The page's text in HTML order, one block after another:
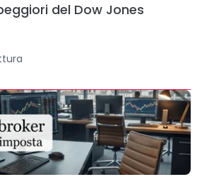
del Dow Jones